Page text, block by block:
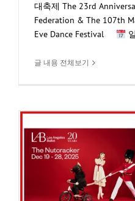
대축제 The 23rd
Federation & The 107th
Eve Dance Festival
글 내용 전체보기